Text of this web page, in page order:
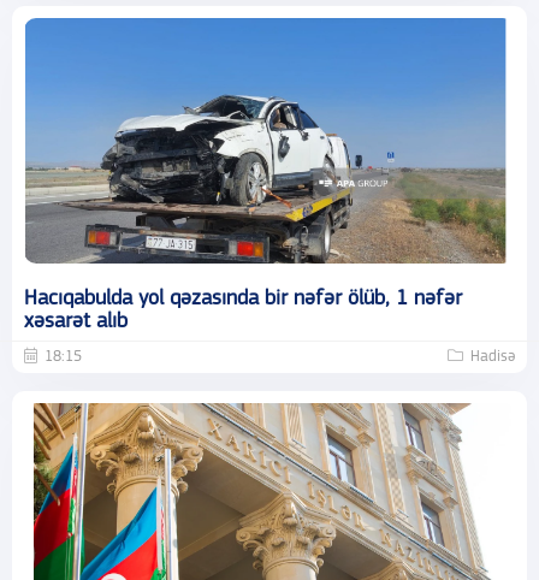
Hacıqabulda yol qəzasında bir nəfər ölüb, 1 nəfər
xəsarət alıb
18:15 Hadisə